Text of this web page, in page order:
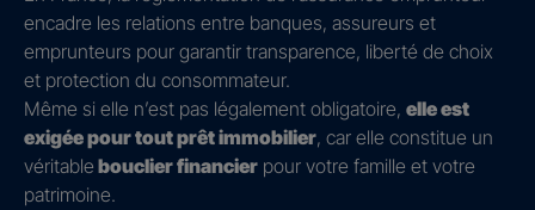
encadre les relations entre banques, assureurs et
emprunteurs pour garantir transparence, liberté de choix
et protection du consommateur.
Même si elle n’est pas légalement obligatoire, elle est
exigée pour tout prêt immobilier, car elle constitue un
véritable bouclier financier pour votre famille et votre
patrimoine.